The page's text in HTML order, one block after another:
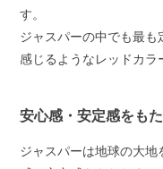
す。
ジャスパーの中でも最
感じるようなレッドカラ
安心感・安定感をも
ジャスパーは地球の大